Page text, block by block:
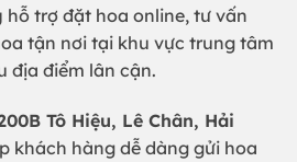
hỗ trợ đặt hoa online, tư vấn
tận nơi tại khu vực trung tâm
địa điểm lân cận.
Tô Hiệu, Lê Chân, Hải
khách hàng dễ dàng gửi hoa